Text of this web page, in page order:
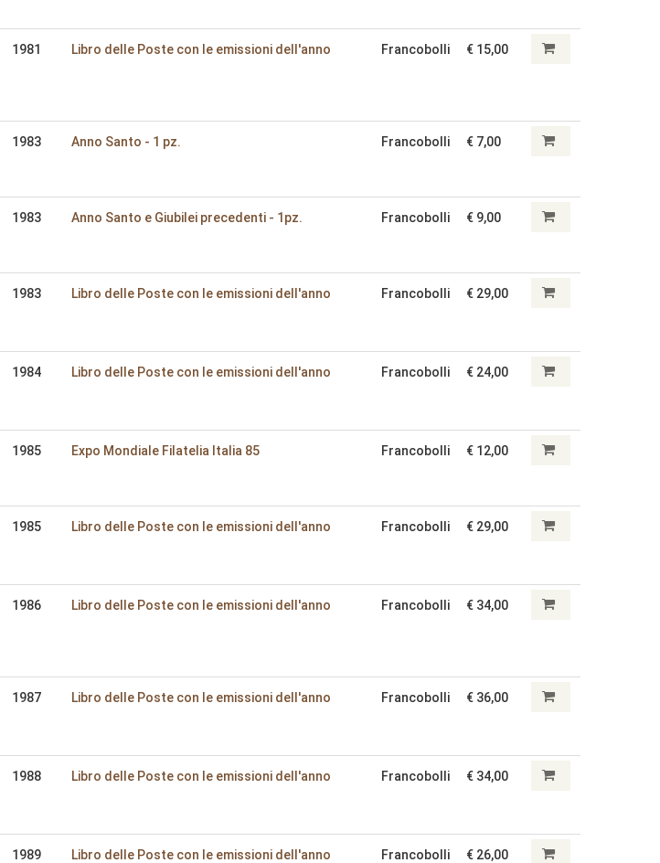
1981 Libro delle Poste con le emissioni dell'anno Francobolli € 15,00
1983 Anno Santo - 1 pz. Francobolli € 7,00
1983 Anno Santo e Giubilei precedenti - 1pz. Francobolli € 9,00
1983 Libro delle Poste con le emissioni dell'anno Francobolli € 29,00
1984 Libro delle Poste con le emissioni dell'anno Francobolli € 24,00
1985 Expo Mondiale Filatelia Italia 85 Francobolli € 12,00
1985 Libro delle Poste con le emissioni dell'anno Francobolli € 29,00
1986 Libro delle Poste con le emissioni dell'anno Francobolli € 34,00
1987 Libro delle Poste con le emissioni dell'anno Francobolli € 36,00
1988 Libro delle Poste con le emissioni dell'anno Francobolli € 34,00
1989 Libro delle Poste con le emissioni dell'anno Francobolli € 26,00